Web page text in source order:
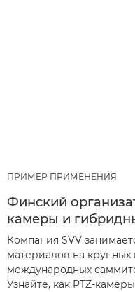
ПРИМЕР ПРИМЕНЕНИЯ
Финский
камеры и
Компания SVV
материалов на
международных
Узнайте, как PTZ-